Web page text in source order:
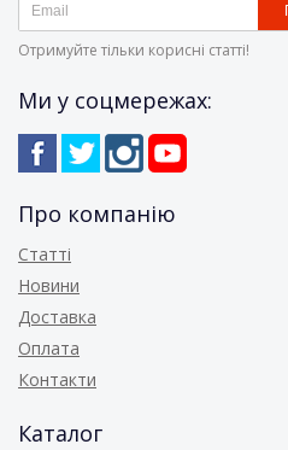
Отримуйте тільки корисні статті!
Ми у соцмережах:
Про компанію
Статті
Новини
Доставка
Оплата
Контакти
Каталог